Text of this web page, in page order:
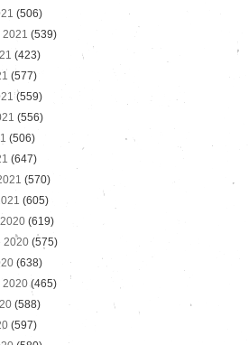
(506)
2021 (539)
(423)
(577)
(559)
(556)
(506)
(647)
(570)
(605)
(619)
2020 (575)
(638)
2020(465)
(588)
(597)